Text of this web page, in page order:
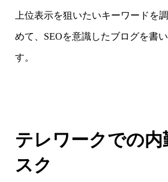
上位表示を狙いたいキーワードを
めて、SEOを意識したブログを書
す。
テレワークでの内
スク